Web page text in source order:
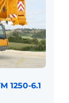
1250-6.1